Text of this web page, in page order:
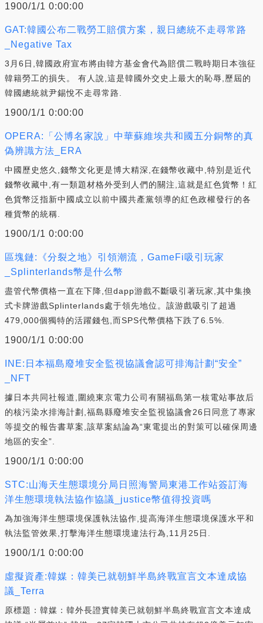
1900/1/1 0:00:00
GAT:韓國公布二戰勞工賠償方案，親日總統不走尋常路
_Negative Tax
3月6日,韓國政府宣布將由韓方基金會代為賠償二戰時期日本強征
韓籍勞工的損失。 有人說,這是韓國外交史上最大的恥辱,歷屆的
韓國總統就尹錫悅不走尋常路.
1900/1/1 0:00:00
OPERA:「公博名家說」中華蘇維埃共和國五分銅幣的真
偽辨識方法_ERA
中國歷史悠久,錢幣文化更是博大精深,在錢幣收藏中,特別是近代
錢幣收藏中,有一類題材格外受到人們的關注,這就是紅色貨幣！紅
色貨幣泛指新中國成立以前中國共產黨領導的紅色政權發行的各
種貨幣的統稱.
1900/1/1 0:00:00
區塊鏈:《分裂之地》引領潮流，GameFi吸引玩家
_Splinterlands幣是什么幣
盡管代幣價格一直在下降,但dapp游戲不斷吸引著玩家,其中集換
式卡牌游戲Splinterlands處于領先地位。該游戲吸引了超過
479,000個獨特的活躍錢包,而SPS代幣價格下跌了6.5%.
1900/1/1 0:00:00
INE:日本福島廢堆安全監視協議會認可排海計劃“安全”
_NFT
據日本共同社報道,圍繞東京電力公司有關福島第一核電站事故后
的核污染水排海計劃,福島縣廢堆安全監視協議會26日同意了專家
等提交的報告書草案,該草案結論為“東電提出的對策可以確保周邊
地區的安全”.
1900/1/1 0:00:00
STC:山海天生態環境分局日照海警局東港工作站簽訂海
洋生態環境執法協作協議_justice幣值得投資嗎
為加強海洋生態環境保護執法協作,提高海洋生態環境保護水平和
執法監管效果,打擊海洋生態環境違法行為,11月25日.
1900/1/1 0:00:00
虛擬資產:韓媒：韓美已就朝鮮半島終戰宣言文本達成協
議_Terra
原標題：韓媒：韓外長證實韓美已就朝鮮半島終戰宣言文本達成